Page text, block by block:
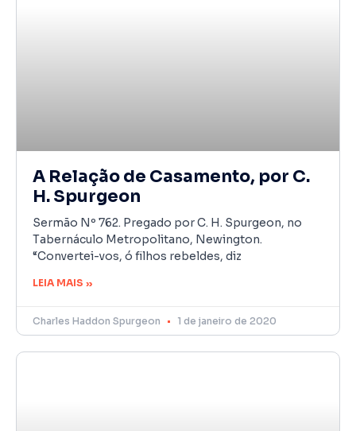
A Relação de Casamento, por C.
H. Spurgeon
Sermão Nº 762. Pregado por C. H. Spurgeon, no
Tabernáculo Metropolitano, Newington.
“Convertei-vos, ó filhos rebeldes, diz
LEIA MAIS »
Charles Haddon Spurgeon 1 de janeiro de 2020